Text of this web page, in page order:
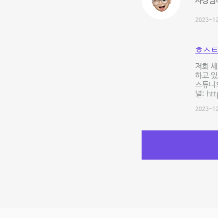
2023-
호스
저희
하고
스튜
널:
2023-